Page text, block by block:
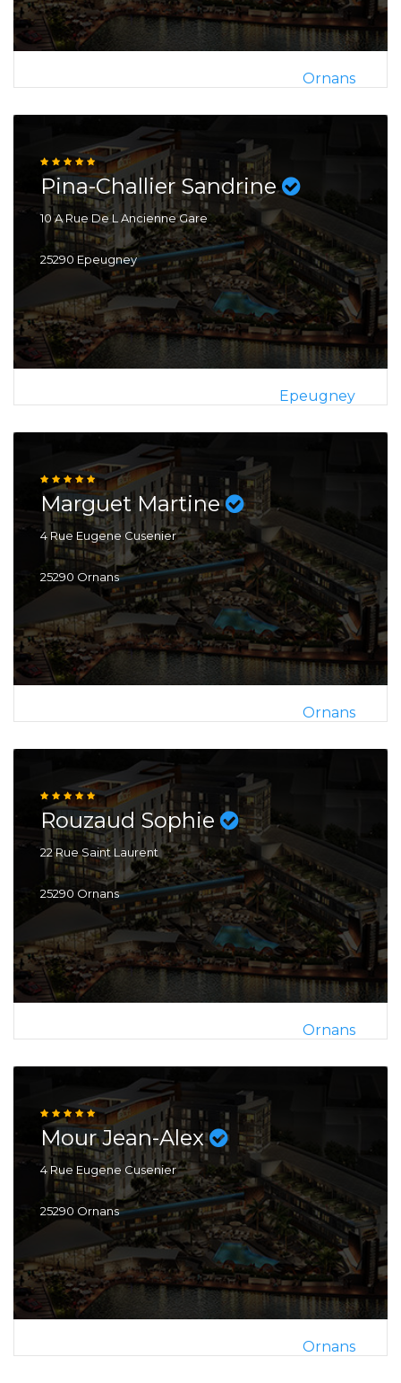
Ornans
Pina-Challier Sandrine
10 A Rue De L Ancienne Gare
25290 Epeugney
Epeugney
Marguet Martine
4 Rue Eugene Cusenier
25290 Ornans
Ornans
Rouzaud Sophie
22 Rue Saint Laurent
25290 Ornans
Ornans
Mour Jean-Alex
4 Rue Eugene Cusenier
25290 Ornans
Ornans